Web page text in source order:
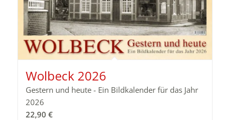
Wolbeck 2026
Gestern und heute - Ein Bildkalender für das Jahr
2026
22,90 €